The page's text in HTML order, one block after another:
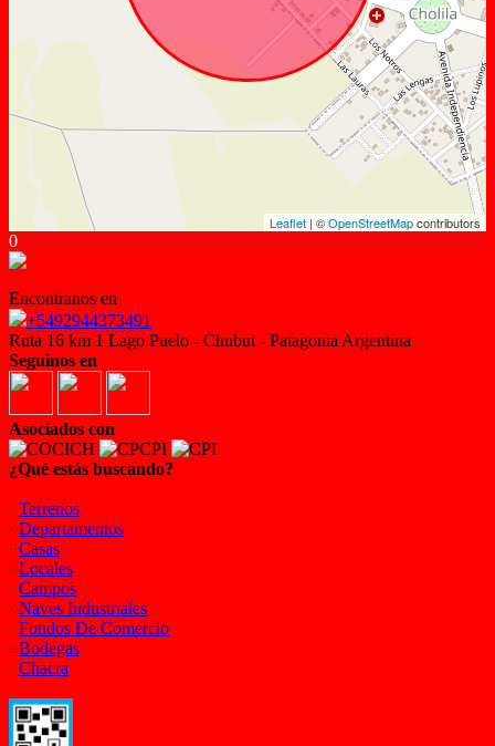
Leaflet | ©OpenStreetMapcontributors
0
Encontranos en
+5492944373491
Ruta 16 km 1 Lago Puelo - Chubut - Patagonia Argentina
Seguinos en
Asociados con
¿Qué estás buscando?
· Terrenos
· Departamentos
· Casas
· Locales
· Campos
· Naves Industriales
· Fondos De Comercio
· Bodegas
· Chacra